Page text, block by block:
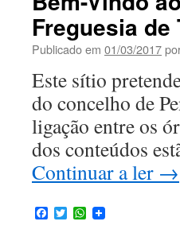
Freguesia
Publicado em 01/03/2017
Este sítio
do concelho de
ligação entre os
dos conteúdos
Continuar a ler →
Facebook
TwitterWhatsApp